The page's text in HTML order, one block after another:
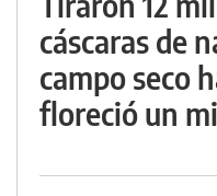
cáscaras de
campo seco
floreció un